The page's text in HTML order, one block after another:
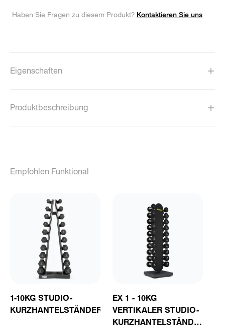
Haben Sie Fragen zu diesem Produkt? Kontaktieren Sie uns
Eigenschaften
Produktbeschreibung
Empfohlen Funktional
1-10KG STUDIO-
KURZHANTELSTÄNDER
EX 1 - 10KG
VERTIKALER STUDIO-
KURZHANTELSTÄNDER